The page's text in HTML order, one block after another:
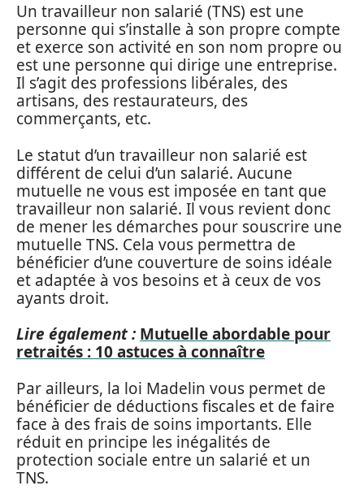
Un travailleur non salarié (TNS) est une
personne qui s’installe à son propre compte
et exerce son activité en son nom propre ou
est une personne qui dirige une entreprise.
Il s’agit des professions libérales, des
artisans, des restaurateurs, des
commerçants, etc.
Le statut d’un travailleur non salarié est
différent de celui d’un salarié. Aucune
mutuelle ne vous est imposée en tant que
travailleur non salarié. Il vous revient donc
de mener les démarches pour souscrire une
mutuelle TNS. Cela vous permettra de
bénéficier d’une couverture de soins idéale
et adaptée à vos besoins et à ceux de vos
ayants droit.
Lire également : Mutuelle abordable pour
retraités : 10 astuces à connaître
Par ailleurs, la loi Madelin vous permet de
bénéficier de déductions fiscales et de faire
face à des frais de soins importants. Elle
réduit en principe les inégalités de
protection sociale entre un salarié et un
TNS.